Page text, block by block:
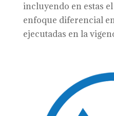
incluyendo en estas
enfoque diferencial
ejecutadas en la